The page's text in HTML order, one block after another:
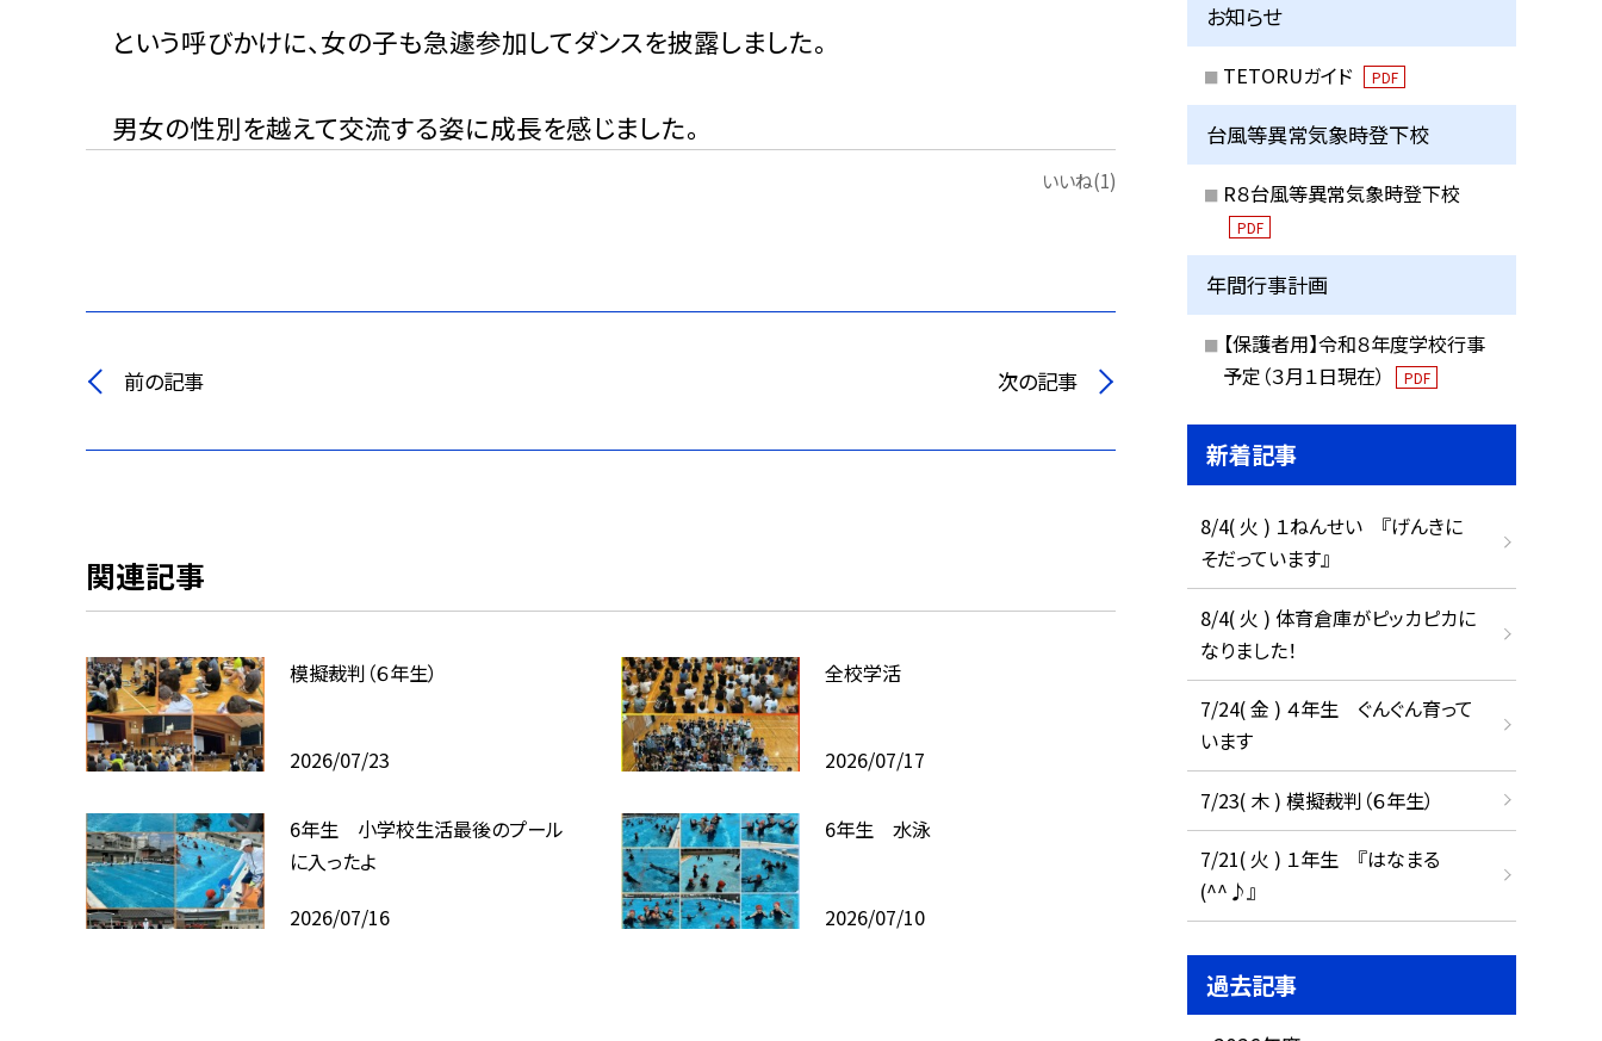
という呼びかけに、女の子も急遽参加してダンスを披露しました。
男女の性別を越えて交流する姿に成長を感じました。
いいね(1)
前の記事 次の記事
関連記事
模擬裁判（６年生）
2026/07/23
全校学活
2026/07/17
6年生 小学校生活最後のプール
に入ったよ
2026/07/16
6年生 水泳
2026/07/10
お知らせ
TETORUガイド PDF
台風等異常気象時登下校
R８台風等異常気象時登下校
PDF
年間行事計画
【保護者用】令和８年度学校行事
予定（３月１日現在）
PDF
新着記事
8/4( 火 ) １ねんせい 『げんきに
そだっています』
8/4( 火 ) 体育倉庫がピッカピカに
なりました！
7/24( 金 ) ４年生 ぐんぐん育って
います
7/23( 木 ) 模擬裁判（６年生）
7/21( 火 ) １年生 『はなまる
(^^♪』
過去記事